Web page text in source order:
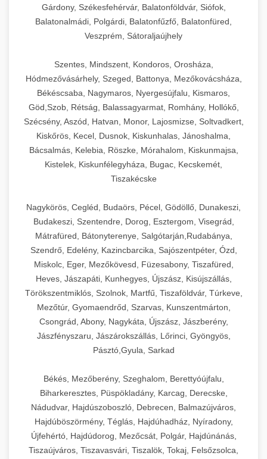
Gárdony, Székesfehérvár, Balatonföldvár, Siófok,
Balatonalmádi, Polgárdi, Balatonfűzfő, Balatonfüred,
Veszprém, Sátoraljaújhely
Szentes, Mindszent, Kondoros, Orosháza,
Hódmezővásárhely, Szeged, Battonya, Mezőkovácsháza,
Békéscsaba, Nagymaros, Nyergesújfalu, Kismaros,
Göd,Szob, Rétság, Balassagyarmat, Romhány, Hollókő,
Szécsény, Aszód, Hatvan, Monor, Lajosmizse, Soltvadkert,
Kiskőrös, Kecel, Dusnok, Kiskunhalas, Jánoshalma,
Bácsalmás, Kelebia, Röszke, Mórahalom, Kiskunmajsa,
Kistelek, Kiskunfélegyháza, Bugac, Kecskemét,
Tiszakécske
Nagykörös, Cegléd, Budaörs, Pécel, Gödöllő, Dunakeszi,
Budakeszi, Szentendre, Dorog, Esztergom, Visegrád,
Mátrafüred, Bátonyterenye, Salgótarján,Rudabánya,
Szendrő, Edelény, Kazincbarcika, Sajószentpéter, Ózd,
Miskolc, Eger, Mezőkövesd, Füzesabony, Tiszafüred,
Heves, Jászapáti, Kunhegyes, Újszász, Kisújszállás,
Törökszentmiklós, Szolnok, Martfű, Tiszaföldvár, Túrkeve,
Mezőtúr, Gyomaendrőd, Szarvas, Kunszentmárton,
Csongrád, Abony, Nagykáta, Újszász, Jászberény,
Jászfényszaru, Jászárokszállás, Lőrinci, Gyöngyös,
Pásztó,Gyula, Sarkad
Békés, Mezőberény, Szeghalom, Berettyóújfalu,
Biharkeresztes, Püspökladány, Karcag, Derecske,
Nádudvar, Hajdúszoboszló, Debrecen, Balmazújváros,
Hajdúböszörmény, Téglás, Hajdúhadház, Nyíradony,
Újfehértó, Hajdúdorog, Mezőcsát, Polgár, Hajdúnánás,
Tiszaújváros, Tiszavasvári, Tiszalök, Tokaj, Felsőzsolca,